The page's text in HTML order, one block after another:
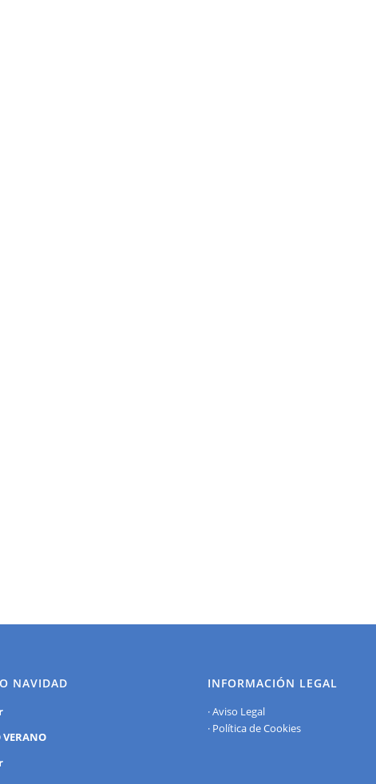
NAVIDAD INFORMACIÓN LEGAL
·Aviso Legal
· Política de Cookies